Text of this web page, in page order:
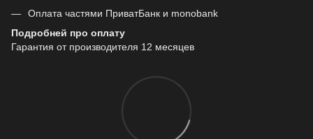
Оплата частями ПриватБанк и monobank
Подробней про оплату
Гарантия от производителя 12 месяцев